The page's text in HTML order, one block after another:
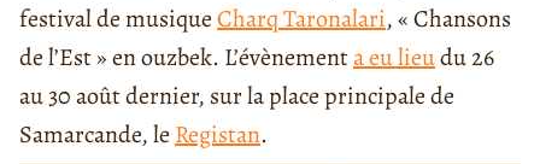
festival de musiqueCharq Taronalari, « Chansons
de l’Est » en ouzbek. L’évènementa eu lieudu 26
au 30 août dernier, sur la place principale de
Samarcande, le Registan.